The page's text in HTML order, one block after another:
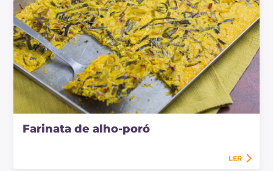
Farinata de alho-poró
LER